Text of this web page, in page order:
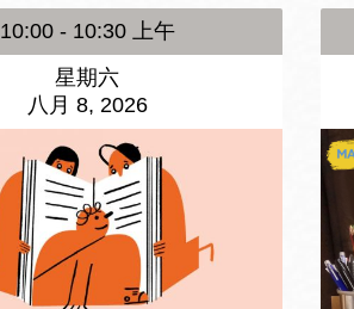
10:00 - 10:30 上午
星期六
八月 8, 2026